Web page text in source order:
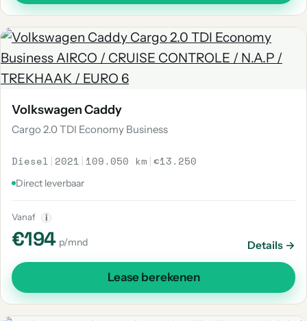
Volkswagen Caddy
Cargo 2.0 TDI Economy Business
Diesel | 2021 | 109.050 km |€13.250
Direct leverbaar
Vanaf i
€194 p/mnd Details →
Lease berekenen